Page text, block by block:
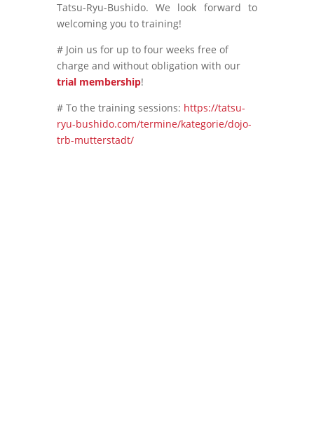
Tatsu-Ryu-Bushido. We look forward to
welcoming you to training!
# Join us for up to four weeks free of
charge and without obligation with our
trial membership!
# To the training sessions: https://tatsu-
ryu-bushido.com/termine/kategorie/dojo-
trb-mutterstadt/